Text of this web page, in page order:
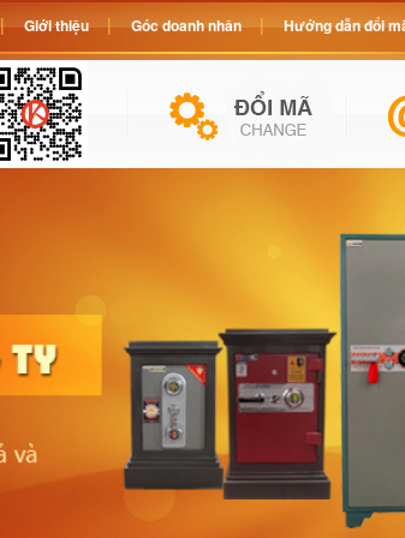
Giới thiệu Góc doanh nhân Hướng dẫn đổi